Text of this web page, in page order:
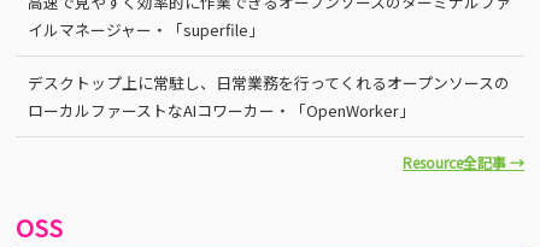
イルマネージャー・「superfile」
デスクトップ上に常駐し、日常業務を行ってくれるオープンソースの
ローカルファーストなAIコワーカー・「OpenWorker」
Resource全記事 →
OSS